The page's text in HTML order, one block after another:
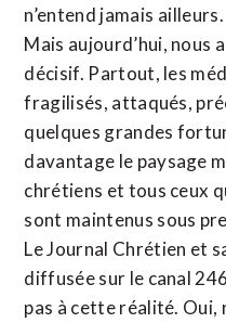
n’entend jamais ailleurs.
Mais aujourd’hui, nous
décisif. Partout, les
fragilisés, attaqués,
quelques grandes
davantage le paysage
chrétiens et tous ceux
sont maintenus sous
Le Journal Chrétien et
diffusée sur le canal
pas à cette réalité. Oui,